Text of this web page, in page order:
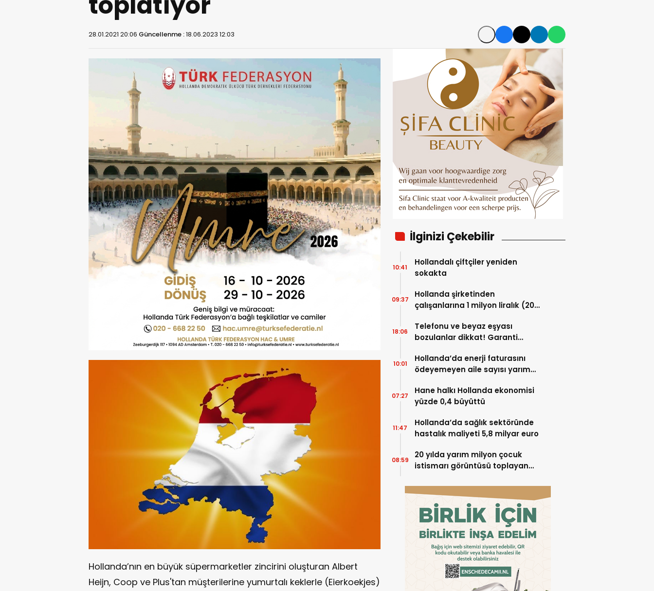
28.01.2021 20:06 Güncellenme :18.06.2023 12:03
Hollanda’nın en büyük süpermarketler zincirini oluşturan Albert
Heijn, Coop ve Plus'tan müşterilerine yumurtalı keklerle (Eierkoekjes)
İlginizi Çekebilir
Hollandalı çiftçiler yeniden
sokakta
10:41
Hollanda şirketinden
çalışanlarına 1 milyon liralık (20
09:37
Telefonu ve beyaz eşyası
bozulanlar dikkat! Garanti
18:06
Hollanda’da enerji faturasını
ödeyemeyen aile sayısı yarım
10:01
Hane halkı Hollanda ekonomisi
yüzde 0,4 büyüttü
07:27
Hollanda’da sağlık sektöründe
hastalık maliyeti 5,8 milyar euro
11:47
20 yılda yarım milyon çocuk
istismarı görüntüsü toplayan
08:59